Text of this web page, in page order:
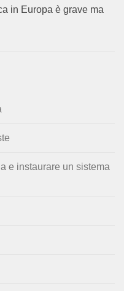
in Europa è grave ma
e instaurare un sistema